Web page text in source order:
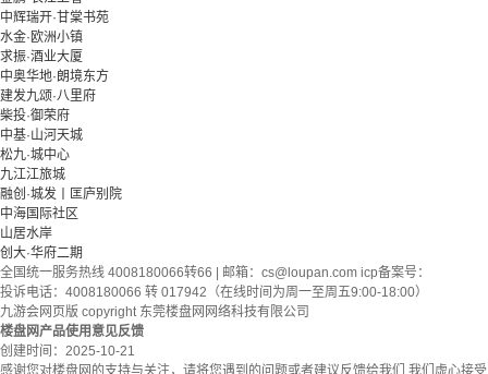
中辉瑞开·甘棠书苑
水金·欧洲小镇
求振·酒业大厦
中奥华地·朗境东方
建发九颂·八里府
柴投·御荣府
中基·山河天城
松九·城中心
九江江旅城
融创·城发丨匡庐别院
中海国际社区
山居水岸
创大·华府二期
全国统一服务热线 4008180066转66 | 邮箱： cs@loupan.com icp备案号：
投诉电话：4008180066 转 017942（在线时间为周一至周五9:00-18:00）
九游会网页版 copyright 东莞楼盘网网络科技有限公司
楼盘网产品使用意见反馈
创建时间： 2025-10-21
感谢您对楼盘网的支持与关注，请将您遇到的问题或者建议反馈给我们,我们虚心接受